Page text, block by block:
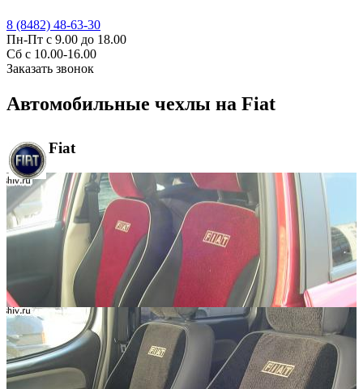
8 (8482) 48-63-30
Пн-Пт с 9.00 до 18.00
Сб с 10.00-16.00
Заказать звонок
Автомобильные чехлы на Fiat
Fiat